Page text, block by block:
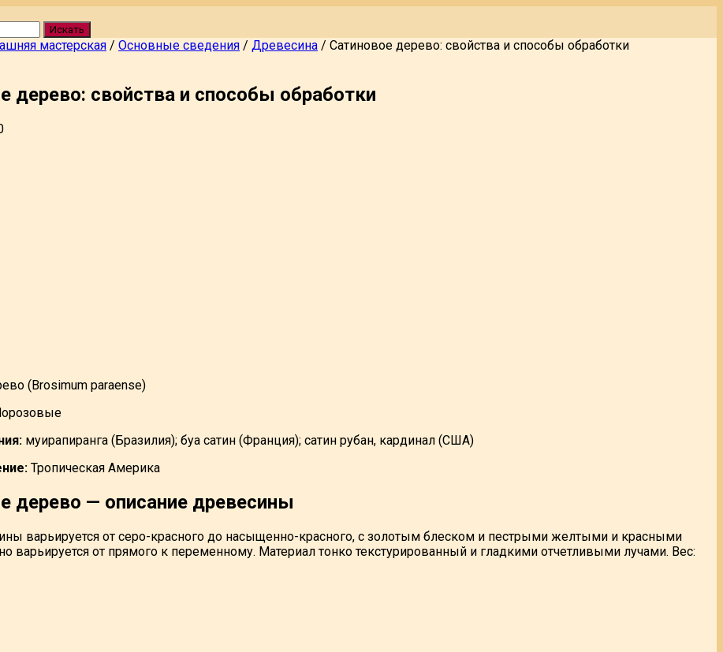
Искать
мастерская / Основные сведения / Древесина / Сатиновое дерево: свойства и способы обработки
дерево: свойства и способы обработки
(Brosimum paraense)
муирапиранга (Бразилия); буа сатин (Франция); сатин рубан, кардинал (США)
Тропическая Америка
дерево — описание древесины
варьируется от серо-красного до насыщенно-красного, с золотым блеском и пестрыми желтыми и красными
варьируется от прямого к переменному. Материал тонко текстурированный и гладкими отчетливыми лучами. Вес: